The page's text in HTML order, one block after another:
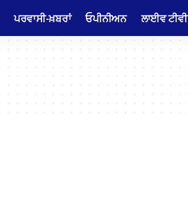
ਪਰਵਾਸੀ-ਖ਼ਬਰਾਂ ਓਪੀਨੀਅਨ ਲਾਈਵ ਟੀਵੀ